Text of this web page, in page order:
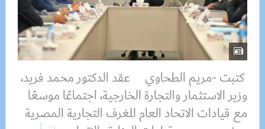
كتبت -مريم الطحاوي عقد الدكتور محمد فريد،
وزير الاستثمار والتجارة الخارجية، اجتماعًا موسعًا
مع قيادات الاتحاد العام للغرف التجارية المصرية